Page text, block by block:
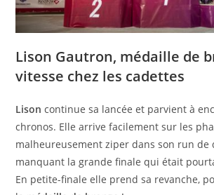
Lison Gautron, médaille de
vitesse chez les cadettes
Lison continue sa lancée et parvient à
chronos. Elle arrive facilement sur les
malheureusement ziper dans son run de
manquant la grande finale qui était
En petite-finale elle prend sa revanche,